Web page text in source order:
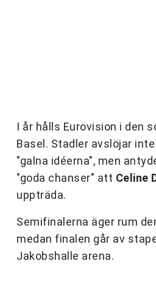
I år hålls Eurovision i den
Basel. Stadler avslöjar
"galna idéerna", men
"goda chanser" att Celine
uppträda.
Semifinalerna äger rum
medan finalen går av
Jakobshalle arena.